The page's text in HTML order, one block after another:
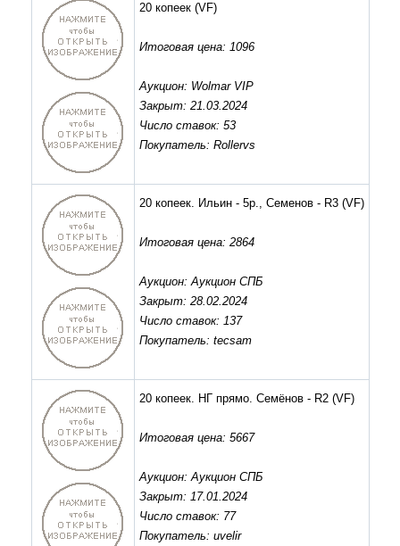
20 копеек(VF)
Итоговая цена: 1096
Аукцион: Wolmar VIP
Закрыт: 21.03.2024
Число ставок: 53
Покупатель: Rollervs
20 копеек. Ильин - 5р., Семенов - R3(VF)
Итоговая цена: 2864
Аукцион: Аукцион СПБ
Закрыт: 28.02.2024
Число ставок: 137
Покупатель: tecsam
20 копеек. НГ прямо. Семёнов - R2(VF)
Итоговая цена: 5667
Аукцион: Аукцион СПБ
Закрыт: 17.01.2024
Число ставок: 77
Покупатель: uvelir